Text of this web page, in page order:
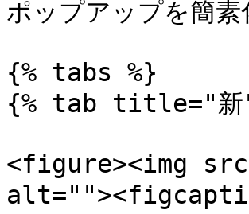
ポップアップを簡
{% tabs %}
{% tab title="新
<figure><img